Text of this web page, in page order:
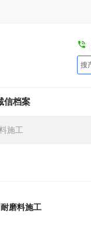
搜
信档案
施工
磨料施工